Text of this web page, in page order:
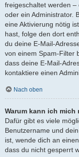
freigeschaltet werden
oder ein Administrator.
eine Aktivierung nötig
hast, folge den dort
du deine E-Mail-
von einem Spam-Filter
dass deine E-Mail-
kontaktiere einen
Nach oben
Warum kann ich mich
Dafür gibt es viele
Benutzername und
ist, wende dich an
dass du nicht gesperrt